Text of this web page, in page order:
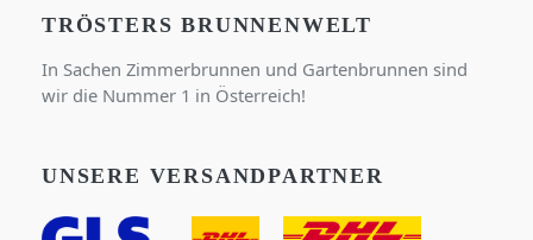
TRÖSTERS BRUNNENWELT
In Sachen Zimmerbrunnen und Gartenbrunnen sind
wir die Nummer 1 in Österreich!
UNSERE VERSANDPARTNER